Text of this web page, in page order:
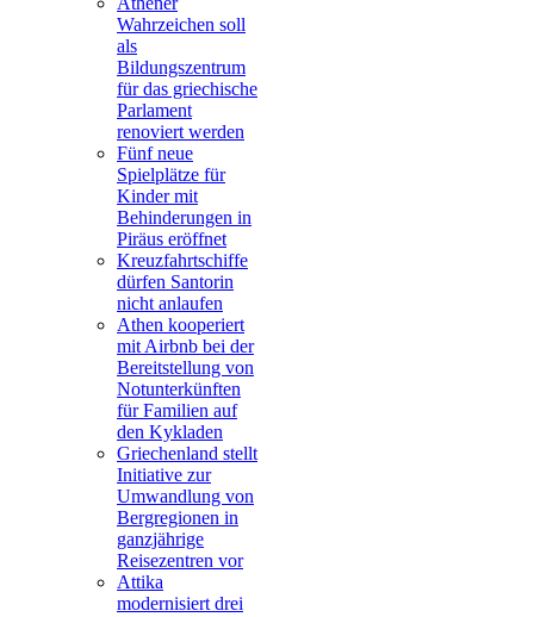
Wahrzeichen soll
als
Bildungszentrum
für das griechische
Parlament
renoviert werden
Fünf neue
Spielplätze für
Kinder mit
Behinderungen in
Piräus eröffnet
Kreuzfahrtschiffe
dürfen Santorin
nicht anlaufen
Athen kooperiert
mit Airbnb bei der
Bereitstellung von
Notunterkünften
für Familien auf
den Kykladen
Griechenland stellt
Initiative zur
Umwandlung von
Bergregionen in
ganzjährige
Reisezentren vor
Attika
modernisiert drei